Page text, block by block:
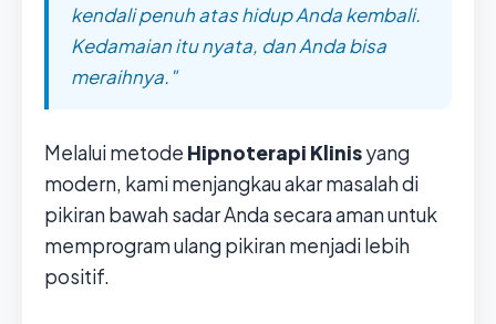
kendali penuh atas hidup Anda kembali.
Kedamaian itu nyata, dan Anda bisa
meraihnya."
Melalui metode Hipnoterapi Klinisyang
modern, kami menjangkau akar masalah di
pikiran bawah sadar Anda secara aman untuk
memprogram ulang pikiran menjadi lebih
positif.